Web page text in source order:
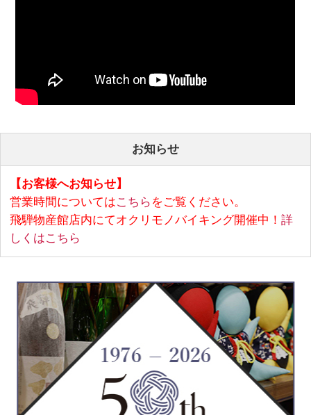
お知らせ
【お客様へお知らせ】
営業時間についてはこちら をご覧ください。
飛騨物産館店内にてオクリモノバイキング開催中！詳
しくはこちら